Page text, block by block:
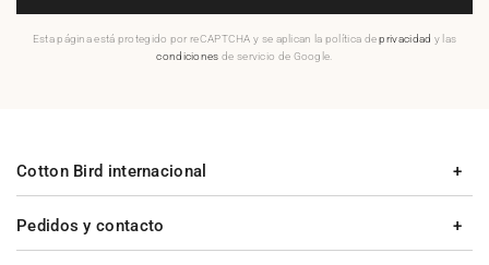
Esta página está protegido por reCAPTCHA y se aplican la política deprivacidad y las
condiciones de servicio de Google.
Pedidos y contacto
Cotton Bird internacional